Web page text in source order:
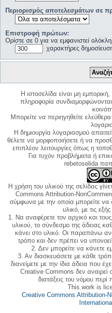
Περιορισμός αποτελεσμάτων σε
Επιστροφή πρώτων:
Ορίστε σε 0 για να εμφανιστεί
χαρακτήρες
Η ιστοσελίδα είναι μη
πληροφορία
Μπορείτε να περιηγηθείτε
Η δημιουργία λογαριασμού
θέλετε να μορφοποιήσετε ή να
επιπλέον λειτουργίες όπως η
Για τυχόν προβλήματα ή
rebetoselida
Η χρήση του υλικού της σελίδας
Commons Attribution-
σύμφωνα με την οποία μπορείτε να
υλικό, με τις
1. Να αναφέρετε τον αρχικό και
υλικού, το σύνδεσμο της άδειας
κάνει στο υλικό. Οι παραπάνω
τρόπο και δεν πρέπει να
2. Δεν μπορείτε να κάνετε
3. Αν διασκευάσετε με κάθε
διανείμετε με την ίδια άδεια που
Creative Commons δεν αναιρεί
διατάξεις του νόμου περί
This work is
Creative Commons Attribution-